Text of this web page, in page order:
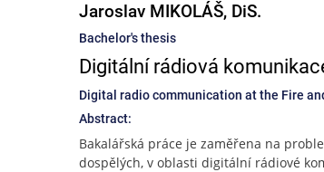
Jaroslav MIKOLÁŠ, DiS.
Bachelor's thesis
Digitální rádiová
Digital radio communication at the Fire
Abstract:
Bakalářská práce je zaměřena na
dospělých, v oblasti digitální rádiové